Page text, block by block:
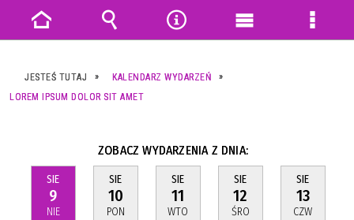
JESTEŚ TUTAJ
KALENDARZ WYDARZEŃ
LOREM IPSUM DOLOR SIT AMET
ZOBACZ WYDARZENIA Z DNIA:
SIE
9
NIE
SIE
10
PON
SIE
11
WTO
SIE
12
ŚRO
SIE
13
CZW
Strona
główna
Wyszukiwarka
NarzędziaMenu
Menu